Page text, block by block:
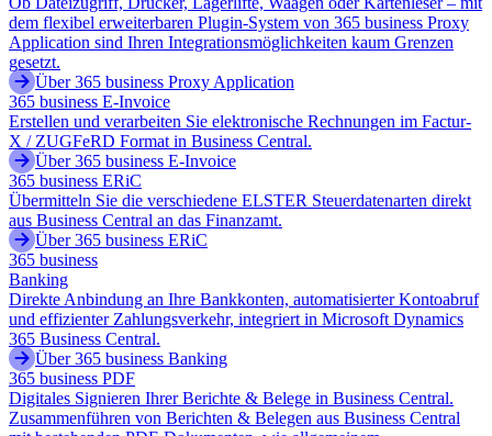
dem flexibel erweiterbaren Plugin-System von 365 business Proxy
Application sind Ihren Integrationsmöglichkeiten kaum Grenzen
gesetzt.
Über 365 business Proxy Application
365 business E-Invoice
Erstellen und verarbeiten Sie elektronische Rechnungen im Factur-
X / ZUGFeRD Format in Business Central.
Über 365 business E-Invoice
365 business ERiC
Übermitteln Sie die verschiedene ELSTER Steuerdatenarten direkt
aus Business Central an das Finanzamt.
Über 365 business ERiC
365 business
Banking
Direkte Anbindung an Ihre Bankkonten, automatisierter Kontoabruf
und effizienter Zahlungsverkehr, integriert in Microsoft Dynamics
365 Business Central.
Über 365 business Banking
365 business PDF
Digitales Signieren Ihrer Berichte & Belege in Business Central.
Zusammenführen von Berichten & Belegen aus Business Central